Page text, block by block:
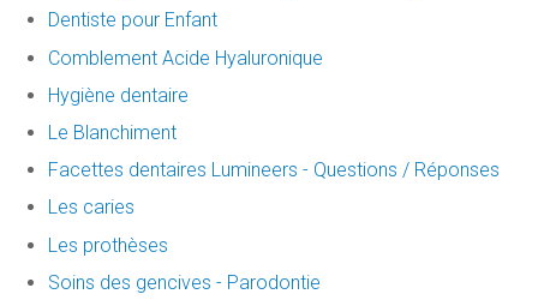
Dentiste pour Enfant
Comblement Acide Hyaluronique
Hygiène dentaire
Le Blanchiment
Facettes dentaires Lumineers - Questions / Réponses
Les caries
Les prothèses
Soins des gencives - Parodontie